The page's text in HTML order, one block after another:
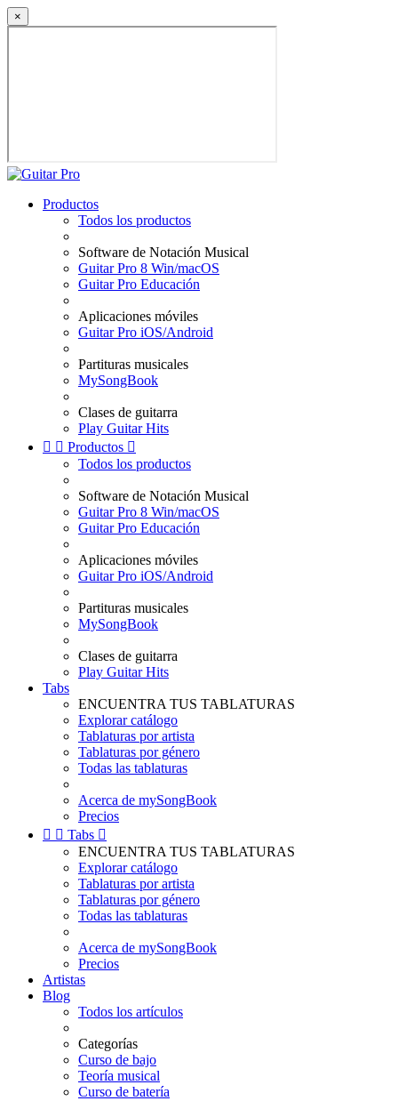
×
Productos
Todos los productos
Software de Notación Musical
Guitar Pro 8 Win/macOS
Guitar Pro Educación
Aplicaciones móviles
Guitar Pro iOS/Android
Partituras musicales
MySongBook
Clases de guitarra
Play Guitar Hits
  Productos 
Todos los productos
Software de Notación Musical
Guitar Pro 8 Win/macOS
Guitar Pro Educación
Aplicaciones móviles
Guitar Pro iOS/Android
Partituras musicales
MySongBook
Clases de guitarra
Play Guitar Hits
Tabs
ENCUENTRA TUS TABLATURAS
Explorar catálogo
Tablaturas por artista
Tablaturas por género
Todas las tablaturas
Acerca de mySongBook
Precios
  Tabs 
ENCUENTRA TUS TABLATURAS
Explorar catálogo
Tablaturas por artista
Tablaturas por género
Todas las tablaturas
Acerca de mySongBook
Precios
Artistas
Blog
Todos los artículos
Categorías
Curso de bajo
Teoría musical
Curso de batería